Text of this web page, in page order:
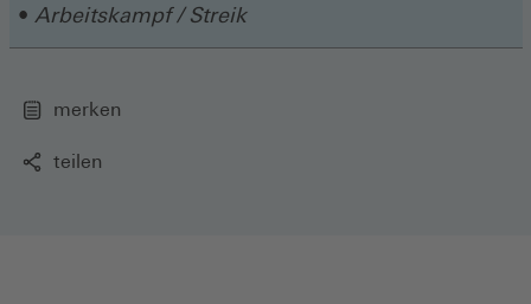
Arbeitskampf / Streik
merken
teilen